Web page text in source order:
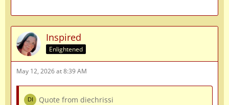
Inspired
Enlightened
May 12, 2026 at 8:39 AM
Quote from diechrissi